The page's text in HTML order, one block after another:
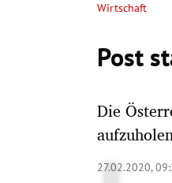
Wirtschaft
Post
Die
27.02.2020,